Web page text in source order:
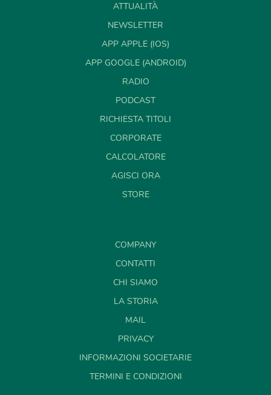
ATTUALITÀ
NEWSLETTER
APP APPLE (IOS)
APP GOOGLE (ANDROID)
RADIO
PODCAST
RICHIESTA TITOLI
CORPORATE
CALCOLATORE
AGISCI ORA
STORE
COMPANY
CONTATTI
CHI SIAMO
LA STORIA
MAIL
PRIVACY
INFORMAZIONI SOCIETARIE
TERMINI E CONDIZIONI